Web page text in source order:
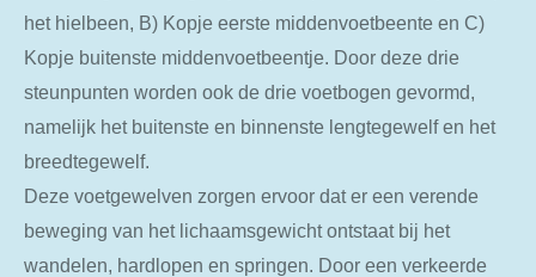
het hielbeen, B) Kopje eerste middenvoetbeente en C)
Kopje buitenste middenvoetbeentje. Door deze drie
steunpunten worden ook de drie voetbogen gevormd,
namelijk het buitenste en binnenste lengtegewelf en het
breedtegewelf.
Deze voetgewelven zorgen ervoor dat er een verende
beweging van het lichaamsgewicht ontstaat bij het
wandelen, hardlopen en springen. Door een verkeerde